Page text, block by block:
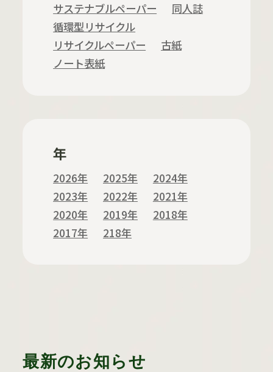
サステナブルペーパー
同人誌
循環型リサイクル
リサイクルペーパー
古紙
ノート表紙
年
2026年 2025年
2024年
2023年
2022年
2021年
2020年
2019年
2018年
2017年
218年
最新のお知らせ